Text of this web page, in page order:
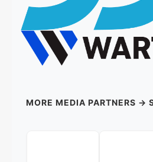
MORE MEDIA PARTNERS →